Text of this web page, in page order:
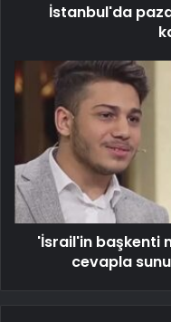
İstanbul'da
'İsrail'in başkenti
cevapla